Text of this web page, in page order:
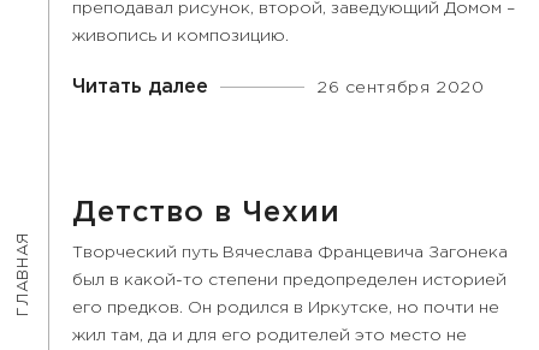
ГЛАВНАЯ
преподавал рисунок, второй, заведующий Домом –
живопись и композицию.
Читать далее 26 сентября 2020
Детство в Чехии
Творческий путь Вячеслава Францевича Загонека
был в какой-то степени предопределен историей
его предков. Он родился в Иркутске, но почти не
жил там, да и для его родителей это место не